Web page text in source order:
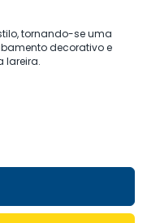
tornando-se uma
decorativo e
lareira.